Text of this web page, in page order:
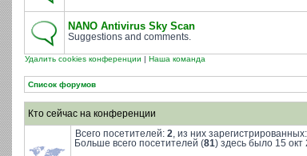
NANO Antivirus Sky Scan
Suggestions and comments.
Удалить cookies конференции | Наша команда
Список форумов
Кто сейчас на конференции
Всего посетителей: 2 , из них
Больше всего посетителей (81) здесь было 15 окт